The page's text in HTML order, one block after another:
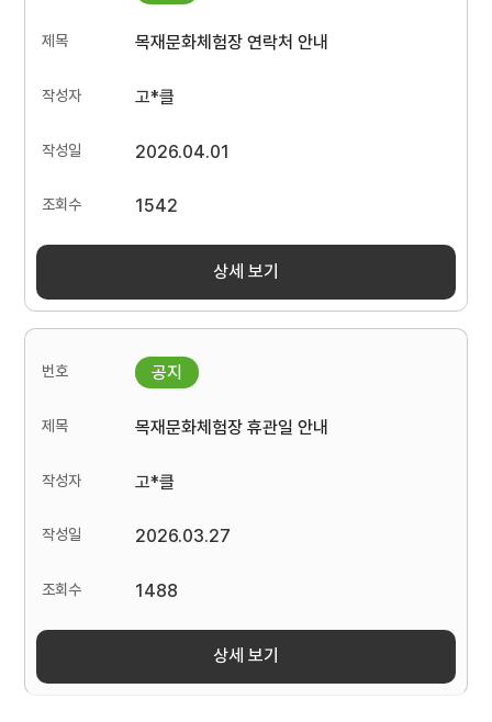
목재문화체험장 연락처 안내
고*클
2026.04.01
1542
상세 보기
목재문화체험장 휴관일 안내
고*클
2026.03.27
1488
상세 보기